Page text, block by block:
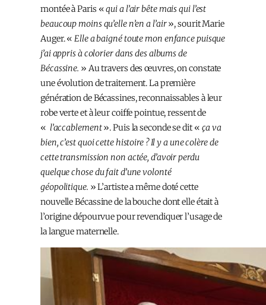
montée à Paris «qui a l’air bête mais qui l’est
beaucoup moins qu’elle n’en a l’air», sourit Marie
Auger. «Elle a baigné toute mon enfance puisque
j’ai appris à colorier dans des albums de
Bécassine. » Au travers des œuvres, on constate
une évolution de traitement. La première
génération de Bécassines, reconnaissables à leur
robe verte et à leur coiffe pointue, ressent de
« l’accablement». Puis la seconde se dit « ça va
bien, c’est quoi cette histoire ? Il y a une colère de
cette transmission non actée, d’avoir perdu
quelque chose du fait d’une volonté
géopolitique. » L’artiste a même doté cette
nouvelle Bécassine de la bouche dont elle était à
l’origine dépourvue pour revendiquer l’usage de
la langue maternelle.